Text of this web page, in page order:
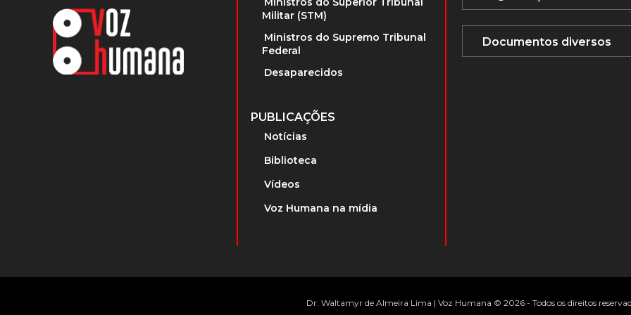
Militar (STM)
Ministros do Supremo Tribunal
Federal
Desaparecidos
PUBLICAÇÕES
Notícias
Biblioteca
Vídeos
Voz Humana na mídia
Dr. Waltamyr de Almeira Lima | Voz Humana © 2026 - Todos os direitos